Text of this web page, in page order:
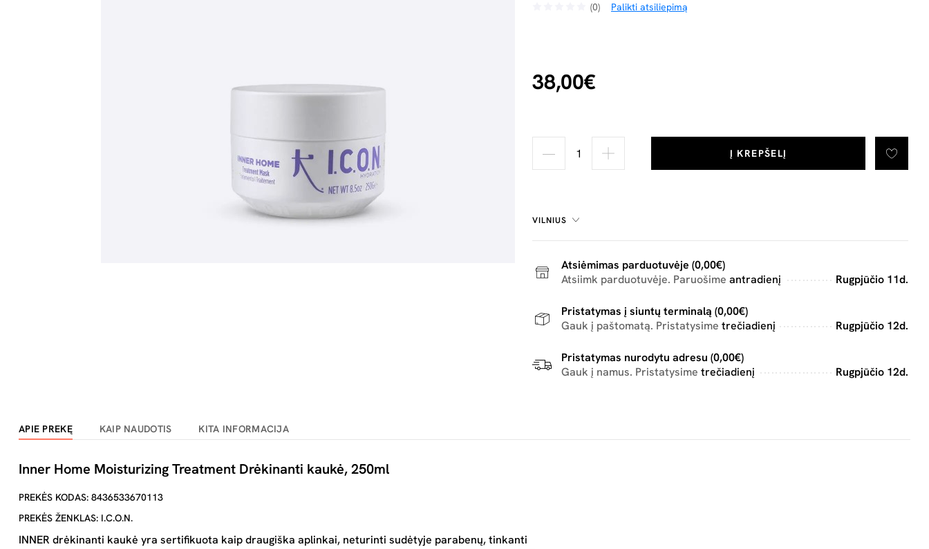
(0) Palikti atsiliepimą
38,00€
Į KREPŠELĮ
VILNIUS
Atsiėmimas parduotuvėje (0,00€)
Atsiimk parduotuvėje. Paruošime antradienį Rugpjūčio 11d.
Pristatymas į siuntų terminalą (0,00€)
Gauk į paštomatą. Pristatysime trečiadienį Rugpjūčio 12d.
Pristatymas nurodytu adresu (0,00€)
Gauk į namus. Pristatysime trečiadienį Rugpjūčio 12d.
APIE PREKĘ KAIP NAUDOTIS KITA INFORMACIJA
Inner Home Moisturizing Treatment Drėkinanti kaukė, 250ml
PREKĖS KODAS: 8436533670113
PREKĖS ŽENKLAS: I.C.O.N.
INNER drėkinanti kaukė yra sertifikuota kaip draugiška aplinkai, neturinti sudėtyje parabenų, tinkanti